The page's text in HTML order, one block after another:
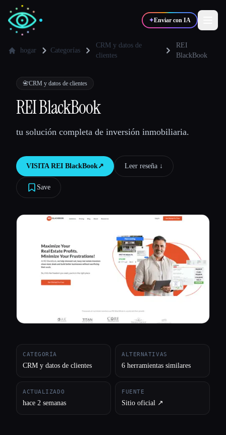
✦Enviar con IA
💻Desarrolladores
Blog
Comparar herramientas
Todas las categorías
Acerca de
hogar Categorías
CRM y datos de
clientes
REI
BlackBook
📇CRM y datos de clientes
REI BlackBook
tu solución completa de inversión inmobiliaria.
VISITA REI BlackBook↗︎ Leer reseña ↓︎
Save
CATEGORÍA
CRM y datos de clientes
ALTERNATIVAS
6 herramientas similares
ACTUALIZADO
hace 2 semanas
FUENTE
Sitio oficial ↗︎